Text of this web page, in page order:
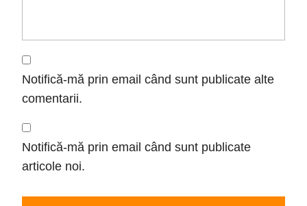
Notifică-mă prin email când sunt publicate alte
comentarii.
Notifică-mă prin email când sunt publicate
articole noi.